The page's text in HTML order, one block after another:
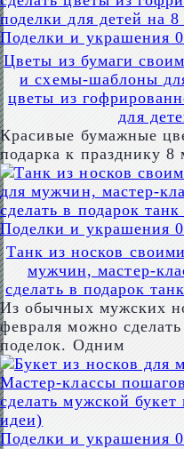
Поделки и украшения 0
Цветы из бумаги
и схемы-шаблоны
цветы из
для
Красивые бумажные
подарка к празднику
Поделки и украшения 0
Танк из носков
мужчин, мастер-
сделать в подарок
Из обычных мужских
февраля можно
поделок. Одним
Поделки и украшения 0